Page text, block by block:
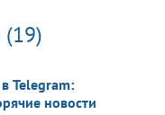
(19)
Telegram:
новости